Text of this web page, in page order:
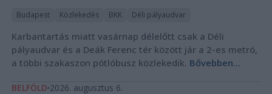
Budapest Közlekedés BKK Déli pályaudvar
Karbantartás miatt vasárnap délelőtt csak a Déli
pályaudvar és a Deák Ferenc tér között jár a 2-es metró,
a többi szakaszon pótlóbusz közlekedik. Bővebben...
BELFÖLD 2026. augusztus 6.